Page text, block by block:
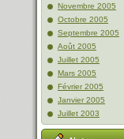
Novembre 2005
Octobre 2005
Septembre 2005
Août 2005
Juillet 2005
Mars 2005
Février 2005
Janvier 2005
Juillet 2003